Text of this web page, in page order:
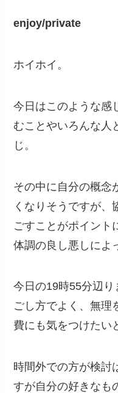
enjoy/private
ホイホイ。
今日はこのような感
むことやいろんな人
じ。
その中に自分の概念
くなりそうですが、
ごすことがポイント
体調の良し悪しによ
今日の19時55分辺
ごし方でよく、無理
費にも気をつけたい
時間外での方が検討
すが自分の好きなも